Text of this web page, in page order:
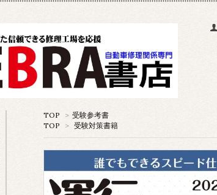
TOP > 受験参考書
TOP
> 受験対策書籍